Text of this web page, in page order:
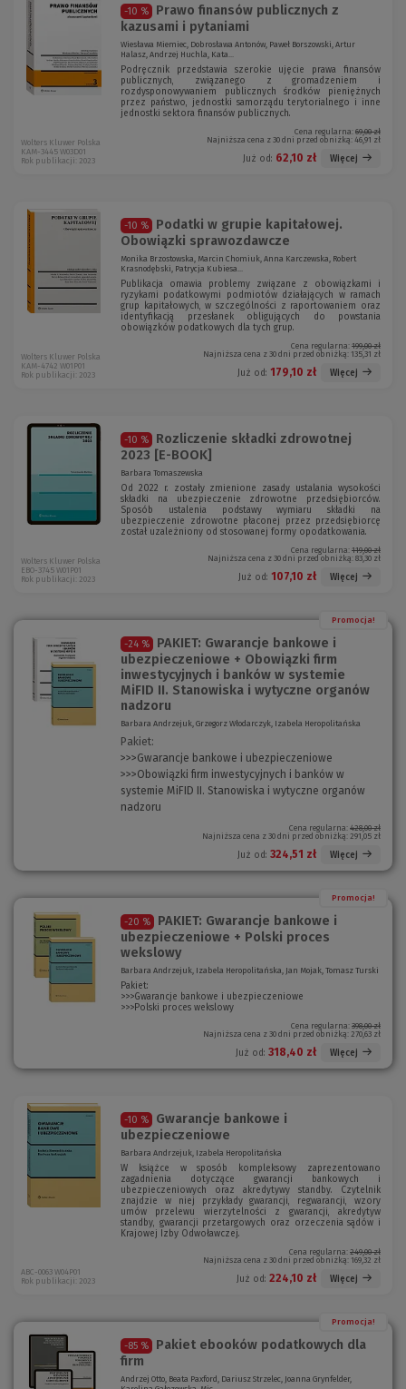
-10 %
Prawo finansów publicznych z
kazusami i pytaniami
Wiesława Miemiec, Dobrosława Antonów, Paweł Borszowski, Artur
Halasz, Andrzej Huchla, Kata...
Podręcznik przedstawia szerokie ujęcie prawa finansów
publicznych, związanego z gromadzeniem i
rozdysponowywaniem publicznych środków pieniężnych
przez państwo, jednostki samorządu terytorialnego i inne
jednostki sektora finansów publicznych.
Cena regularna: 69,00 zł
Najniższa cena z 30 dni przed obniżką: 46,91 zł
Już od: 62,10 zł Więcej
Wolters Kluwer Polska
KAM-3445 W03D01
Rok publikacji: 2023
-10 %
Podatki w grupie kapitałowej.
Obowiązki sprawozdawcze
Monika Brzostowska, Marcin Chomiuk, Anna Karczewska, Robert
Krasnodębski, Patrycja Kubiesa...
Publikacja omawia problemy związane z obowiązkami i
ryzykami podatkowymi podmiotów działających w ramach
grup kapitałowych, w szczególności z raportowaniem oraz
identyfikacją przesłanek obligujących do powstania
obowiązków podatkowych dla tych grup.
Cena regularna: 199,00 zł
Najniższa cena z 30 dni przed obniżką: 135,31 zł
Już od: 179,10 zł Więcej
Wolters Kluwer Polska
KAM-4742 W01P01
Rok publikacji: 2023
-10 %
Rozliczenie składki zdrowotnej
2023 [E-BOOK]
Barbara Tomaszewska
Od 2022 r. zostały zmienione zasady ustalania wysokości
składki na ubezpieczenie zdrowotne przedsiębiorców.
Sposób ustalenia podstawy wymiaru składki na
ubezpieczenie zdrowotne płaconej przez przedsiębiorcę
został uzależniony od stosowanej formy opodatkowania.
Cena regularna: 119,00 zł
Najniższa cena z 30 dni przed obniżką: 83,30 zł
Już od: 107,10 zł Więcej
Wolters Kluwer Polska
EBO-3745 W01P01
Rok publikacji: 2023
Promocja!
-24 %
PAKIET: Gwarancje bankowe i
ubezpieczeniowe + Obowiązki firm
inwestycyjnych i banków w systemie
MiFID II. Stanowiska i wytyczne organów
nadzoru
Barbara Andrzejuk, Grzegorz Włodarczyk, Izabela Heropolitańska
Pakiet:
>>>Gwarancje bankowe i ubezpieczeniowe
>>>Obowiązki firm inwestycyjnych i banków w
systemie MiFID II. Stanowiska i wytyczne organów
nadzoru
Cena regularna: 428,00 zł
Najniższa cena z 30 dni przed obniżką: 291,05 zł
Już od: 324,51 zł Więcej
Promocja!
-20 %
PAKIET: Gwarancje bankowe i
ubezpieczeniowe + Polski proces
wekslowy
Barbara Andrzejuk, Izabela Heropolitańska, Jan Mojak, Tomasz Turski
Pakiet:
>>>Gwarancje bankowe i ubezpieczeniowe
>>>Polski proces wekslowy
Cena regularna: 398,00 zł
Najniższa cena z 30 dni przed obniżką: 270,63 zł
Już od: 318,40 zł Więcej
-10 %
Gwarancje bankowe i
ubezpieczeniowe
Barbara Andrzejuk, Izabela Heropolitańska
W książce w sposób kompleksowy zaprezentowano
zagadnienia dotyczące gwarancji bankowych i
ubezpieczeniowych oraz akredytywy standby. Czytelnik
znajdzie w niej przykłady gwarancji, regwarancji, wzory
umów przelewu wierzytelności z gwarancji, akredytyw
standby, gwarancji przetargowych oraz orzeczenia sądów i
Krajowej Izby Odwoławczej.
Cena regularna: 249,00 zł
Najniższa cena z 30 dni przed obniżką: 169,32 zł
Już od: 224,10 zł Więcej
ABC-0063 W04P01
Rok publikacji: 2023
Promocja!
-85 %
Pakiet ebooków podatkowych dla
firm
Andrzej Otto, Beata Paxford, Dariusz Strzelec, Joanna Grynfelder,